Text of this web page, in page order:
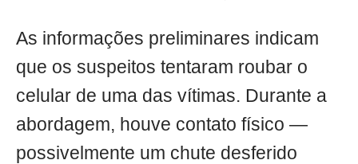
As informações preliminares indicam
que os suspeitos tentaram roubar o
celular de uma das vítimas. Durante a
abordagem, houve contato físico —
possivelmente um chute desferido